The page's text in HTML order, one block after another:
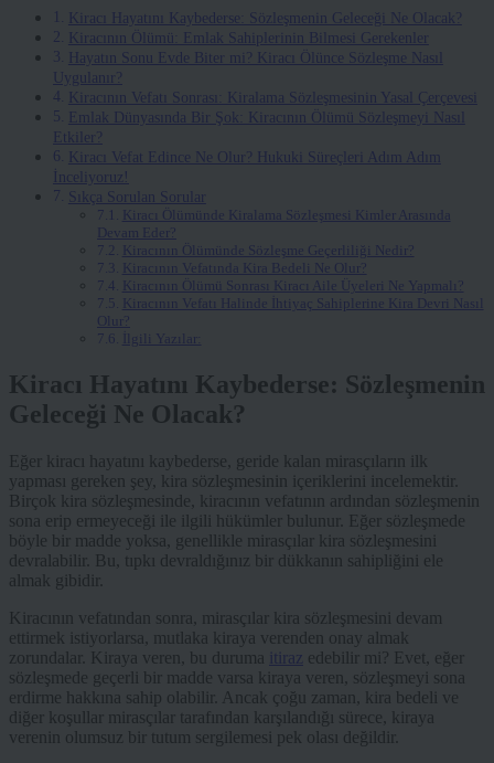
Kiracı Hayatını Kaybederse: Sözleşmenin Geleceği Ne Olacak?
Kiracının Ölümü: Emlak Sahiplerinin Bilmesi Gerekenler
Hayatın Sonu Evde Biter mi? Kiracı Ölünce Sözleşme Nasıl
Uygulanır?
Kiracının Vefatı Sonrası: Kiralama Sözleşmesinin Yasal Çerçevesi
Emlak Dünyasında Bir Şok: Kiracının Ölümü Sözleşmeyi Nasıl
Etkiler?
Kiracı Vefat Edince Ne Olur? Hukuki Süreçleri Adım Adım
İnceliyoruz!
Sıkça Sorulan Sorular
Kiracı Ölümünde Kiralama Sözleşmesi Kimler Arasında
Devam Eder?
Kiracının Ölümünde Sözleşme Geçerliliği Nedir?
Kiracının Vefatında Kira Bedeli Ne Olur?
Kiracının Ölümü Sonrası Kiracı Aile Üyeleri Ne Yapmalı?
Kiracının Vefatı Halinde İhtiyaç Sahiplerine Kira Devri Nasıl
Olur?
İlgili Yazılar:
Kiracı Hayatını Kaybederse: Sözleşmenin
Geleceği Ne Olacak?
Eğer kiracı hayatını kaybederse, geride kalan mirasçıların ilk
yapması gereken şey, kira sözleşmesinin içeriklerini incelemektir.
Birçok kira sözleşmesinde, kiracının vefatının ardından sözleşmenin
sona erip ermeyeceği ile ilgili hükümler bulunur. Eğer sözleşmede
böyle bir madde yoksa, genellikle mirasçılar kira sözleşmesini
devralabilir. Bu, tıpkı devraldığınız bir dükkanın sahipliğini ele
almak gibidir.
Kiracının vefatından sonra, mirasçılar kira sözleşmesini devam
ettirmek istiyorlarsa, mutlaka kiraya verenden onay almak
zorundalar. Kiraya veren, bu duruma itiraz edebilir mi? Evet, eğer
sözleşmede geçerli bir madde varsa kiraya veren, sözleşmeyi sona
erdirme hakkına sahip olabilir. Ancak çoğu zaman, kira bedeli ve
diğer koşullar mirasçılar tarafından karşılandığı sürece, kiraya
verenin olumsuz bir tutum sergilemesi pek olası değildir.